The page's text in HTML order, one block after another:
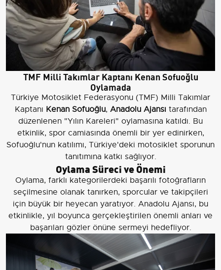
TMF Milli Takımlar Kaptanı Kenan Sofuoğlu
Oylamada
Türkiye Motosiklet Federasyonu (TMF) Milli Takımlar
Kaptanı Kenan Sofuoğlu, Anadolu Ajansı tarafından
düzenlenen "Yılın Kareleri" oylamasına katıldı. Bu
etkinlik, spor camiasında önemli bir yer edinirken,
Sofuoğlu'nun katılımı, Türkiye'deki motosiklet sporunun
tanıtımına katkı sağlıyor.
Oylama Süreci ve Önemi
Oylama, farklı kategorilerdeki başarılı fotoğrafların
seçilmesine olanak tanırken, sporcular ve takipçileri
için büyük bir heyecan yaratıyor. Anadolu Ajansı, bu
etkinlikle, yıl boyunca gerçekleştirilen önemli anları ve
başarıları gözler önüne sermeyi hedefliyor.